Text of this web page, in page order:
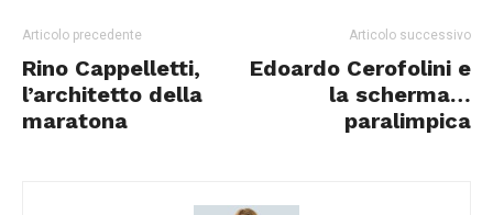
Articolo precedente
Rino Cappelletti,
l’architetto della
maratona
Articolo successivo
Edoardo Cerofolini e
la scherma…
paralimpica